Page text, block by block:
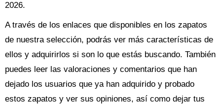
2026.
A través de los enlaces que disponibles en los zapatos
de nuestra selección, podrás ver más características de
ellos y adquirirlos si son lo que estás buscando. También
puedes leer las valoraciones y comentarios que han
dejado los usuarios que ya han adquirido y probado
estos zapatos y ver sus opiniones, así como dejar tus